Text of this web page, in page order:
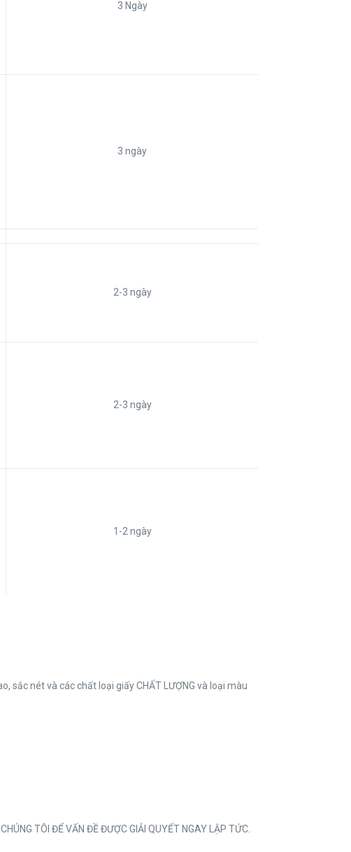
3 Ngày
3 ngày
2-3 ngày
2-3 ngày
1-2 ngày
sắc nét và các chất loại giấy CHẤT LƯỢNG và loại màu
TÔI ĐỂ VẤN ĐỀ ĐƯỢC GIẢI QUYẾT NGAY LẬP TỨC.